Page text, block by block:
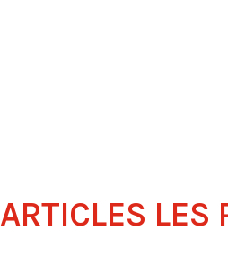
ARTICLES LES